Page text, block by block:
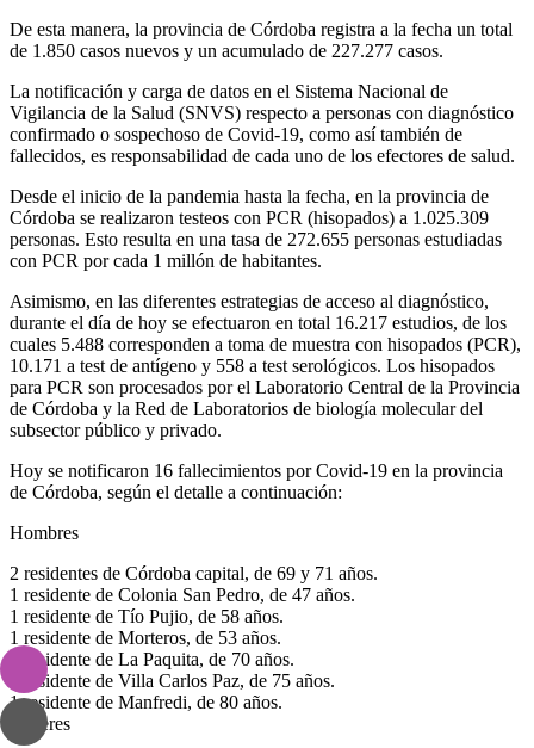
De esta manera, la provincia de Córdoba registra a la fecha un total
de 1.850 casos nuevos y un acumulado de 227.277 casos.
La notificación y carga de datos en el Sistema Nacional de
Vigilancia de la Salud (SNVS) respecto a personas con diagnóstico
confirmado o sospechoso de Covid-19, como así también de
fallecidos, es responsabilidad de cada uno de los efectores de salud.
Desde el inicio de la pandemia hasta la fecha, en la provincia de
Córdoba se realizaron testeos con PCR (hisopados) a 1.025.309
personas. Esto resulta en una tasa de 272.655 personas estudiadas
con PCR por cada 1 millón de habitantes.
Asimismo, en las diferentes estrategias de acceso al diagnóstico,
durante el día de hoy se efectuaron en total 16.217 estudios, de los
cuales 5.488 corresponden a toma de muestra con hisopados (PCR),
10.171 a test de antígeno y 558 a test serológicos. Los hisopados
para PCR son procesados por el Laboratorio Central de la Provincia
de Córdoba y la Red de Laboratorios de biología molecular del
subsector público y privado.
Hoy se notificaron 16 fallecimientos por Covid-19 en la provincia
de Córdoba, según el detalle a continuación:
Hombres
2 residentes de Córdoba capital, de 69 y 71 años.
1 residente de Colonia San Pedro, de 47 años.
1 residente de Tío Pujio, de 58 años.
1 residente de Morteros, de 53 años.
1 residente de La Paquita, de 70 años.
1 residente de Villa Carlos Paz, de 75 años.
1 residente de Manfredi, de 80 años.
Mujeres